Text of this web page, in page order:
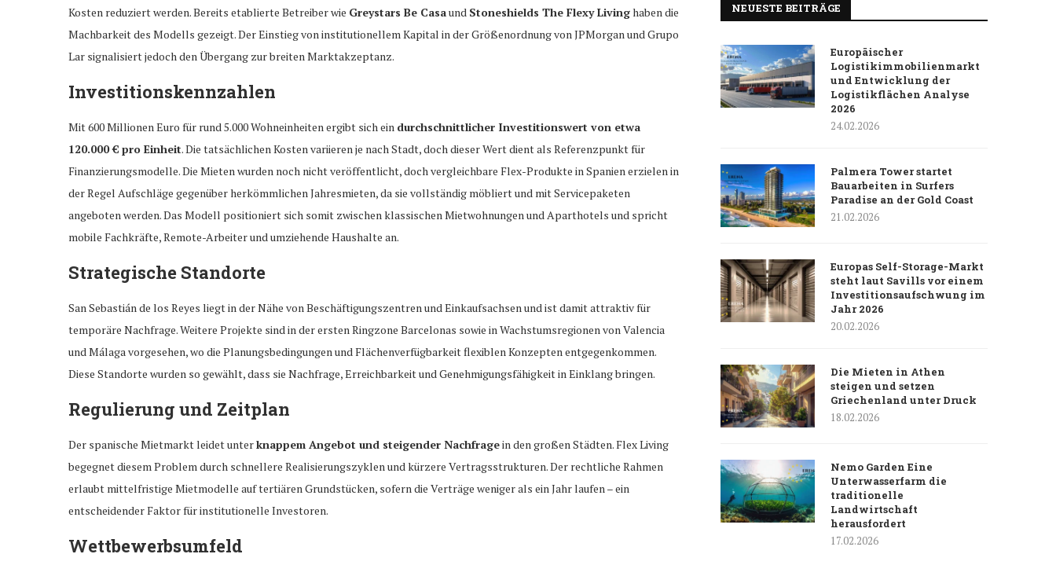
Kosten reduziert werden. Bereits etablierte Betreiber wie Greystars Be Casaund Stoneshields The Flexy Livinghaben die
Machbarkeit des Modells gezeigt. Der Einstieg von institutionellem Kapital in der Größenordnung von JPMorgan und Grupo
Lar signalisiert jedoch den Übergang zur breiten Marktakzeptanz.
Investitionskennzahlen
Mit 600 Millionen Euro für rund 5.000 Wohneinheiten ergibt sich ein durchschnittlicher Investitionswert von etwa
120.000 € pro Einheit. Die tatsächlichen Kosten variieren je nach Stadt, doch dieser Wert dient als Referenzpunkt für
Finanzierungsmodelle. Die Mieten wurden noch nicht veröffentlicht, doch vergleichbare Flex-Produkte in Spanien erzielen in
der Regel Aufschläge gegenüber herkömmlichen Jahresmieten, da sie vollständig möbliert und mit Servicepaketen
angeboten werden. Das Modell positioniert sich somit zwischen klassischen Mietwohnungen und Aparthotels und spricht
mobile Fachkräfte, Remote-Arbeiter und umziehende Haushalte an.
Strategische Standorte
San Sebastián de los Reyes liegt in der Nähe von Beschäftigungszentren und Einkaufsachsen und ist damit attraktiv für
temporäre Nachfrage. Weitere Projekte sind in der ersten Ringzone Barcelonas sowie in Wachstumsregionen von Valencia
und Málaga vorgesehen, wo die Planungsbedingungen und Flächenverfügbarkeit flexiblen Konzepten entgegenkommen.
Diese Standorte wurden so gewählt, dass sie Nachfrage, Erreichbarkeit und Genehmigungsfähigkeit in Einklang bringen.
Regulierung und Zeitplan
Der spanische Mietmarkt leidet unterknappem Angebot und steigender Nachfragein den großen Städten. Flex Living
begegnet diesem Problem durch schnellere Realisierungszyklen und kürzere Vertragsstrukturen. Der rechtliche Rahmen
erlaubt mittelfristige Mietmodelle auf tertiären Grundstücken, sofern die Verträge weniger als ein Jahr laufen – ein
entscheidender Faktor für institutionelle Investoren.
Wettbewerbsumfeld
NEUESTE BEITRÄGE
Europäischer
Logistikimmobilienmarkt
und Entwicklung der
Logistikflächen Analyse
2026
24.02.2026
Palmera Tower startet
Bauarbeiten in Surfers
Paradise an der Gold Coast
21.02.2026
Europas Self-Storage-Markt
steht laut Savills vor einem
Investitionsaufschwung im
Jahr 2026
20.02.2026
Die Mieten in Athen
steigen und setzen
Griechenland unter Druck
18.02.2026
Nemo Garden Eine
Unterwasserfarm die
traditionelle
Landwirtschaft
herausfordert
17.02.2026